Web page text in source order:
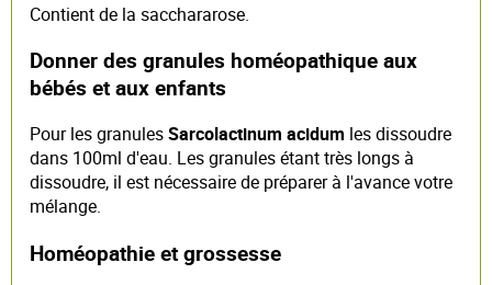
Contient de la sacchararose.
Donner des granules homéopathique aux
bébés et aux enfants
Pour les granulesSarcolactinum acidum les dissoudre
dans 100ml d'eau. Les granules étant très longs à
dissoudre, il est nécessaire de préparer à l'avance votre
mélange.
Homéopathie et grossesse